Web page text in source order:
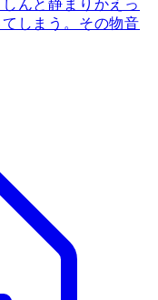
んと静まりかえっ
しまう。その物音